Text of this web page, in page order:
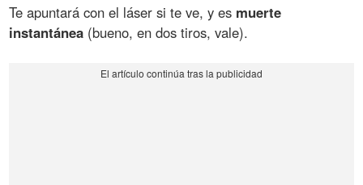
Te apuntará con el láser si te ve, y es muerte
instantánea (bueno, en dos tiros, vale).